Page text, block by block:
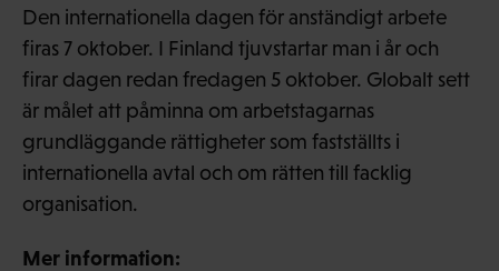
Den internationella dagen för anständigt arbete
firas 7 oktober. I Finland tjuvstartar man i år och
firar dagen redan fredagen 5 oktober. Globalt sett
är målet att påminna om arbetstagarnas
grundläggande rättigheter som fastställts i
internationella avtal och om rätten till facklig
organisation.
Mer information: